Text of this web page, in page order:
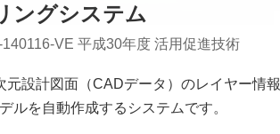
ングシステム
VE 平成30年度 活用促進技術
元設計図面（CADデータ）のレイヤー情報
ルを自動作成するシステムです。